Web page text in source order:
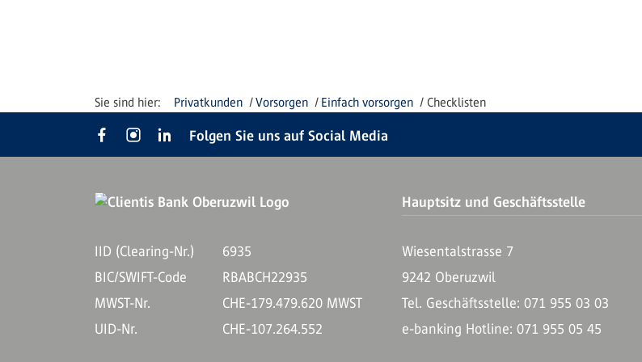
Privatkunden Vorsorgen Einfach vorsorgen Checklisten
Folgen Sie uns auf Social Media
Hauptsitz und Geschäftsstelle
IID (Clearing-Nr.)
6935
BIC/SWIFT-Code
RBABCH22935
MWST-Nr.
CHE-179.479.620 MWST
UID-Nr.
CHE-107.264.552
Wiesentalstrasse 7
9242 Oberuzwil
Tel. Geschäftsstelle: 071 955 03 03
e-banking Hotline: 071 955 05 45